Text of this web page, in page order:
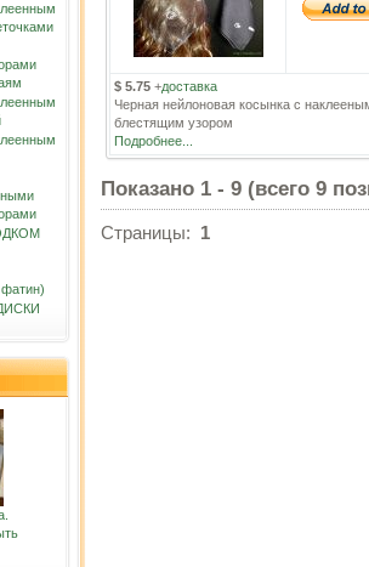
$ 5.75 +доставка
Черная нейлоновая косынка с
блестящим узором
Подробнее...
Показано 1 - 9 (всего 9
Страницы: 1